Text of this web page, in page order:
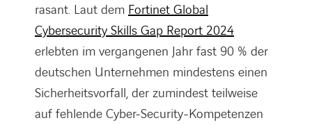
rasant. Laut dem Fortinet Global
Cybersecurity Skills Gap Report 2024
erlebten im vergangenen Jahr fast 90 % der
deutschen Unternehmen mindestens einen
Sicherheitsvorfall, der zumindest teilweise
auf fehlende Cyber-Security-Kompetenzen